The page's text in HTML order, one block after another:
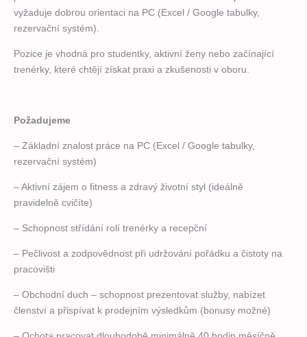
vyžaduje dobrou orientaci na PC (Excel / Google tabulky,
rezervační systém).
Pozice je vhodná pro studentky, aktivní ženy nebo začínající
trenérky, které chtějí získat praxi a zkušenosti v oboru.
Požadujeme
– Základní znalost práce na PC (Excel / Google tabulky,
rezervační systém)
– Aktivní zájem o fitness a zdravý životní styl (ideálně
pravidelně cvičíte)
– Schopnost střídání rolí trenérky a recepční
– Pečlivost a zodpovědnost při udržování pořádku a čistoty na
pracovišti
– Obchodní duch – schopnost prezentovat služby, nabízet
členství a přispívat k prodejním výsledkům (bonusy možné)